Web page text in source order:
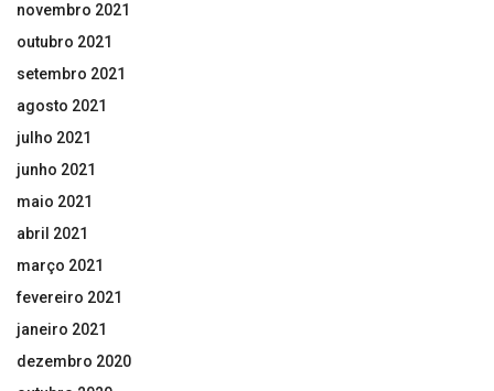
novembro 2021
outubro 2021
setembro 2021
agosto 2021
julho 2021
junho 2021
maio 2021
abril 2021
março 2021
fevereiro 2021
janeiro 2021
dezembro 2020